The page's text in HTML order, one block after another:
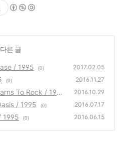
른 글
/ 1995 (0) 2017.02.05
(0) 2016.11.27
To Rock / 199
2016.10.29
/ 1995 (0) 2016.07.17
1995 (0) 2016.06.15